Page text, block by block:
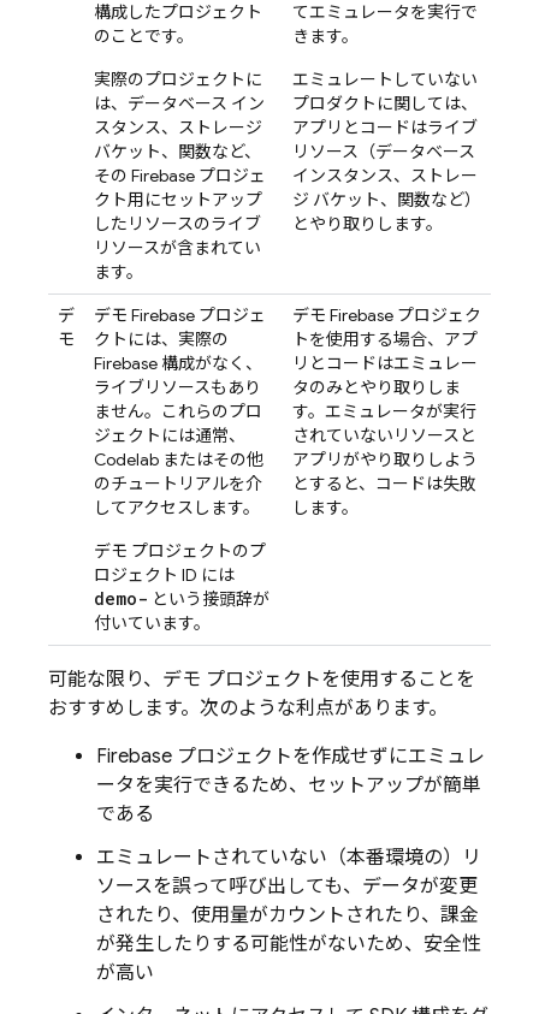
構成したプロジェクト
のことです。
実際のプロジェクトに
は、データベース イン
スタンス、ストレージ
バケット、関数など、
その Firebase プロジェ
クト用にセットアップ
したリソースのライブ
リソースが含まれてい
ます。
てエミュレータを実行で
きます。
エミュレートしていない
プロダクトに関しては、
アプリとコードはライブ
リソース（データベース
インスタンス、ストレー
ジ バケット、関数など）
とやり取りします。
デ
モ
デモ Firebase プロジェ
クトには、実際の
Firebase 構成がなく、
ライブリソースもあり
ません。これらのプロ
ジェクトには通常、
Codelab またはその他
のチュートリアルを介
してアクセスします。
デモ プロジェクトのプ
ロジェクト ID には
demo- という接頭辞が
付いています。
デモ Firebase プロジェク
トを使用する場合、アプ
リとコードはエミュレー
タのみとやり取りしま
す。エミュレータが実行
されていないリソースと
アプリがやり取りしよう
とすると、コードは失敗
します。
可能な限り、デモ プロジェクトを使用することを
おすすめします。次のような利点があります。
Firebase プロジェクトを作成せずにエミュレ
ータを実行できるため、セットアップが簡単
である
エミュレートされていない（本番環境の）リ
ソースを誤って呼び出しても、データが変更
されたり、使用量がカウントされたり、課金
が発生したりする可能性がないため、安全性
が高い